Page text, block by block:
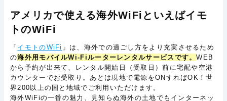
アメリカで使える海外WiFiといえばイモ
トのWiFi
「 イモトのWiFi 」は、海外での過ごし方をより充実させるため
の海外用モバイルWi-Fiルーターレンタルサービスです。WEB
から予約が出来て、レンタル開始日（受取日）前に宅配や空港
カウンターでお受取り。あとは現地で電源をONすればOK！世
界200以上の国と地域でご利用いただけます。
海外WiFiの一番の魅力、見知らぬ海外の土地でもインターネッ